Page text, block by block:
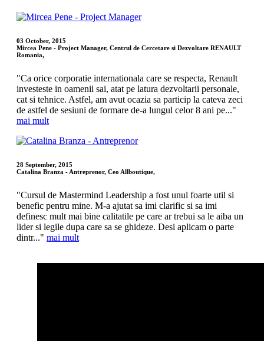
03 October, 2015
Mircea Pene - Project Manager, Centrul de Cercetare si Dezvoltare RENAULT
Romania,
"Ca orice corporatie internationala care se respecta, Renault
investeste in oamenii sai, atat pe latura dezvoltarii personale,
cat si tehnice. Astfel, am avut ocazia sa particip la cateva zeci
de astfel de sesiuni de formare de-a lungul celor 8 ani pe..."
mai mult
28 September, 2015
Catalina Branza - Antreprenor, Ceo Allboutique,
"Cursul de Mastermind Leadership a fost unul foarte util si
benefic pentru mine. M-a ajutat sa imi clarific si sa imi
definesc mult mai bine calitatile pe care ar trebui sa le aiba un
lider si legile dupa care sa se ghideze. Desi aplicam o parte
dintr..." mai mult